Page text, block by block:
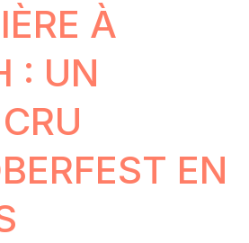
À
: UN
EN